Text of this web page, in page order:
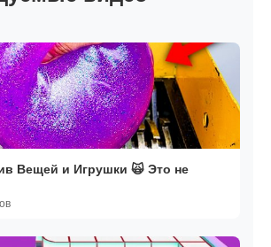
Вещей и Игрушки 🙀 Это не